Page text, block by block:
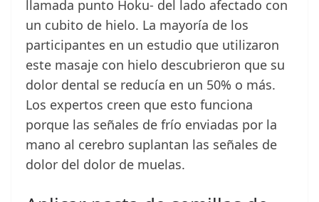
llamada punto Hoku- del lado afectado con
un cubito de hielo. La mayoría de los
participantes en un estudio que utilizaron
este masaje con hielo descubrieron que su
dolor dental se reducía en un 50% o más.
Los expertos creen que esto funciona
porque las señales de frío enviadas por la
mano al cerebro suplantan las señales de
dolor del dolor de muelas.